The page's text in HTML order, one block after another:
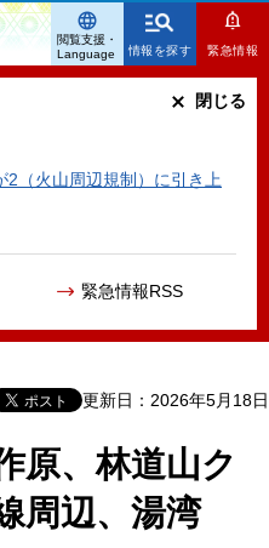
情報を探す 緊急情報
（火山周辺規制）に引き上
緊急情報RSS
閉じる
閲覧支援・
Language
更新日：2026年5月18日
原、林道山ク
周辺、湯湾